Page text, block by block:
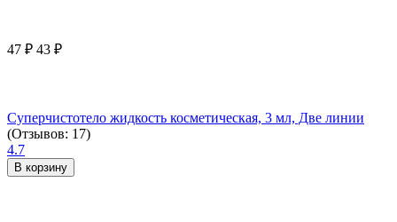
47 ₽ 43 ₽
Суперчистотело жидкость косметическая, 3 мл, Две линии
(Отзывов: 17)
4.7
В корзину